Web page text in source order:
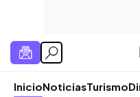
InicioNoticiasTurismo